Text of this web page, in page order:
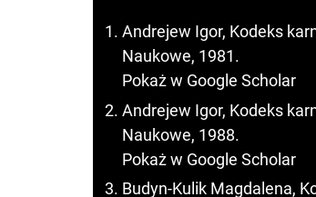
Andrejew Igor, Kodeks
Naukowe, 1981.
Pokaż w Google Scholar
Andrejew Igor, Kodeks
Naukowe, 1988.
Pokaż w Google Scholar
Budyn-Kulik Magdalena,